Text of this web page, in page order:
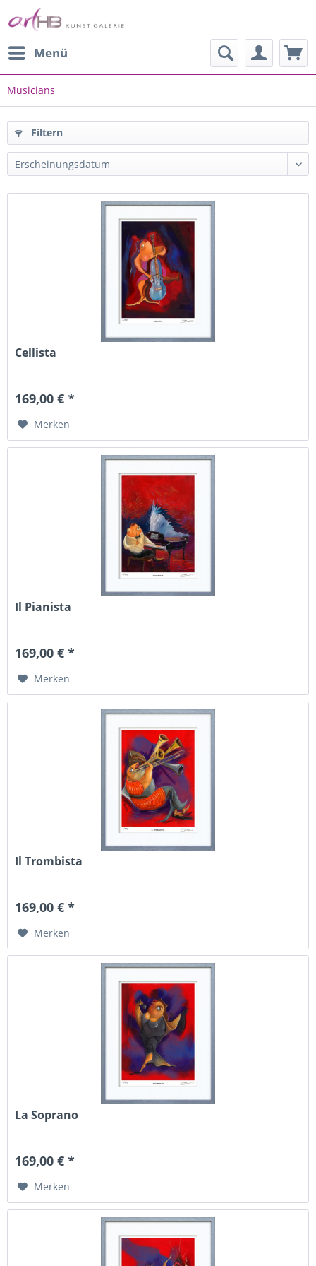
Menü
Musicians
Filtern
Cellista
169,00 € *
Merken
Il Pianista
169,00 € *
Merken
Il Trombista
169,00 € *
Merken
La Soprano
169,00 € *
Merken